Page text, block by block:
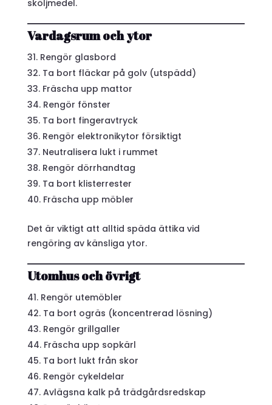
sköljmedel.
Vardagsrum och ytor
Rengör glasbord
Ta bort fläckar på golv (utspädd)
Fräscha upp mattor
Rengör fönster
Ta bort fingeravtryck
Rengör elektronikytor försiktigt
Neutralisera lukt i rummet
Rengör dörrhandtag
Ta bort klisterrester
Fräscha upp möbler
Det är viktigt att alltid späda ättika vid
rengöring av känsliga ytor.
Utomhus och övrigt
Rengör utemöbler
Ta bort ogräs (koncentrerad lösning)
Rengör grillgaller
Fräscha upp sopkärl
Ta bort lukt från skor
Rengör cykeldelar
Avlägsna kalk på trädgårdsredskap